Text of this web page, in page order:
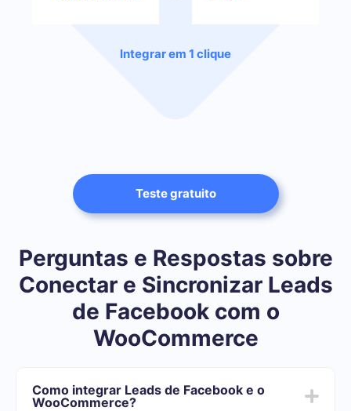
Integrar em 1 clique
Teste gratuito
Perguntas e Respostas sobre
Conectar e Sincronizar Leads
de Facebook com o
WooCommerce
Como integrar Leads de Facebook e o
WooCommerce?